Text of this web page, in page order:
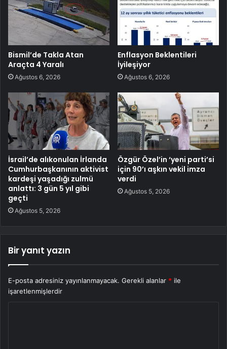
Bismil’de Takla Atan
Araçta 4 Yaralı
Ağustos 6, 2026
Enflasyon Beklentileri
İyileşiyor
Ağustos 6, 2026
İsrail’de alıkonulan İrlanda
Cumhurbaşkanının aktivist
kardeşi yaşadığı zulmü
anlattı: 3 gün 5 yıl gibi
geçti
Ağustos 5, 2026
Özgür Özel’in ‘yeni parti’si
için 90’ı aşkın vekil imza
verdi
Ağustos 5, 2026
Bir yanıt yazın
E-posta adresiniz yayınlanmayacak. Gerekli alanlar * ile
işaretlenmişlerdir